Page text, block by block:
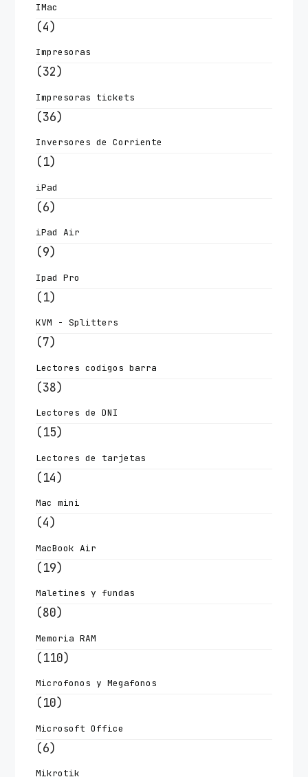
IMac
(4)
Impresoras
(32)
Impresoras tickets
(36)
Inversores de Corriente
(1)
iPad
(6)
iPad Air
(9)
Ipad Pro
(1)
KVM - Splitters
(7)
Lectores codigos barra
(38)
Lectores de DNI
(15)
Lectores de tarjetas
(14)
Mac mini
(4)
MacBook Air
(19)
Maletines y fundas
(80)
Memoria RAM
(110)
Microfonos y Megafonos
(10)
Microsoft Office
(6)
Mikrotik